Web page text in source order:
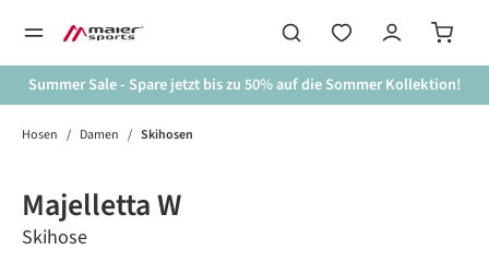
springen
Summer Sale - Spare jetzt bis zu 50% auf die Sommer Kollektion!
Hosen / Damen / Skihosen
Majelletta W
Skihose